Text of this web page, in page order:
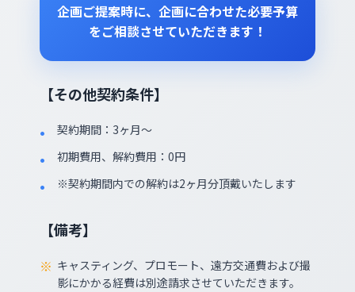
企画ご提案時に、企画に合わせた必要予算
をご相談させていただきます！
【その他契約条件】
契約期間：3ヶ月〜
初期費用、解約費用：0円
※契約期間内での解約は2ヶ月分頂戴いたします
【備考】
キャスティング、プロモート、遠方交通費および撮
影にかかる経費は別途請求させていただきます。